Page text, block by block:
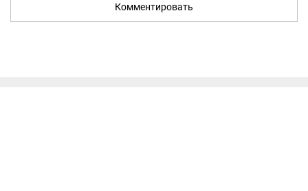
Комментировать